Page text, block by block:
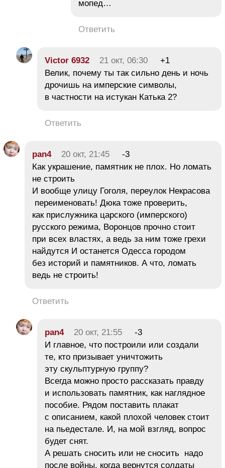
мопед…
Ответить
Victor 6932 21 окт, 06:30
+1
Велик, почему ты так сильно день и ночь
дрочишь на имперские символы,
в частности на истукан Катька 2?
Ответить
pan4 20 окт, 21:45
-3
Как украшение, памятник не плох. Но ломать
не строить
И вообще улицу Гоголя, переулок Некрасова
переименовать! Дюка тоже проверить,
как прислужника царского (имперского)
русского режима, Воронцов прочно стоит
при всех властях, а ведь за ним тоже грехи
найдутся И останется Одесса городом
без историй и памятников. А что, ломать
ведь не строить!
Ответить
pan4 20 окт, 21:55
-3
И главное, что построили или создали
те, кто призывает уничтожить
эту скульптурную группу?
Всегда можно просто рассказать правду
и использовать памятник, как наглядное
пособие. Рядом поставить плакат
с описанием, какой плохой человек стоит
на пьедестале. И, на мой взгляд, вопрос
будет снят.
А решать сносить или не сносить надо
после войны, когда вернутся солдаты